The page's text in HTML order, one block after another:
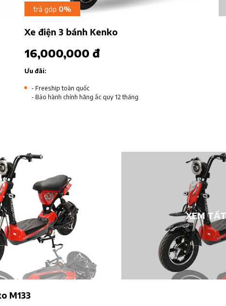
trả góp 0%
Xe điện 3 bánh Kenko
16,000,000 đ
Ưu đãi:
- Freeship toàn quốc
- Bảo hành chính hãng ắc quy 12 tháng
M133
XEM